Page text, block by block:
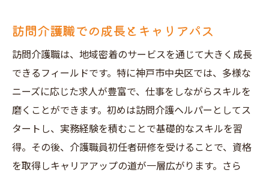
理想の職場に出会うための行動計画
訪問介護の求人情報の比較ポイント
神戸市中央区での職場見学の重要性
訪問介護職での成長とキャリアパス
訪問介護職は、地域密着のサービスを通じて大きく成長
できるフィールドです。特に神戸市中央区では、多様な
ニーズに応じた求人が豊富で、仕事をしながらスキルを
磨くことができます。初めは訪問介護ヘルパーとしてス
タートし、実務経験を積むことで基礎的なスキルを習
得。その後、介護職員初任者研修を受けることで、資格
を取得しキャリアアップの道が一層広がります。さら